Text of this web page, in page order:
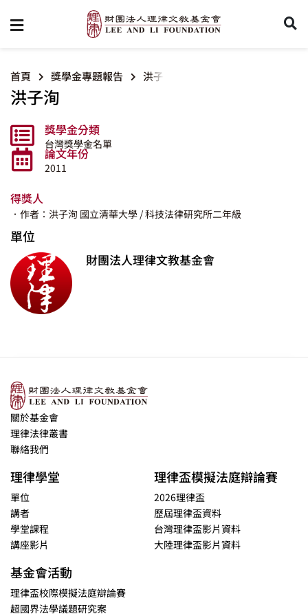
首頁 獎學金專題報告 洪子洵
洪子洵
獎學金分類
台灣獎學金名單
論文年份
2011
得獎人
．作者：洪子洵 國立清華大學 / 科技法律研究所二年級
單位
財團法人理律文教基金會
關於基金會
理律法律叢書
聯絡我們
理律學堂
單位
講者
學堂課程
講座影片
理律盃模擬法庭辯論賽
2026理律盃
歷屆理律盃資料
台灣理律盃影片資料
大陸理律盃影片資料
基金會活動
理律盃校際模擬法庭辯論賽
超國界法學議題研究案